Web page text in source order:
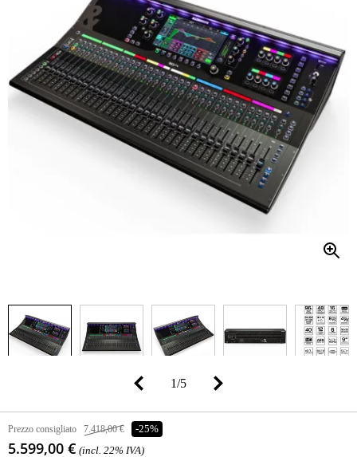
1/5
Prezzo consigliato 7.418,00 € -25%
5.599,00 € (incl. 22% IVA)